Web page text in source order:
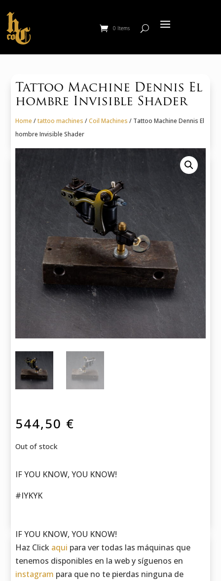
0 Items
Tattoo Machine Dennis El
hombre Invisible Shader
Home /tattoo machines /Coil Machines / Tattoo Machine Dennis El
hombre Invisible Shader
544,50 €
Out of stock
IF YOU KNOW, YOU KNOW!
#IYKYK
IF YOU KNOW, YOU KNOW!
Haz Click aqui para ver todas las máquinas que
tenemos disponibles en la web y síguenos en
instagram para que no te pierdas ninguna de